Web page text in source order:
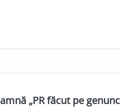
„PR făcut pe